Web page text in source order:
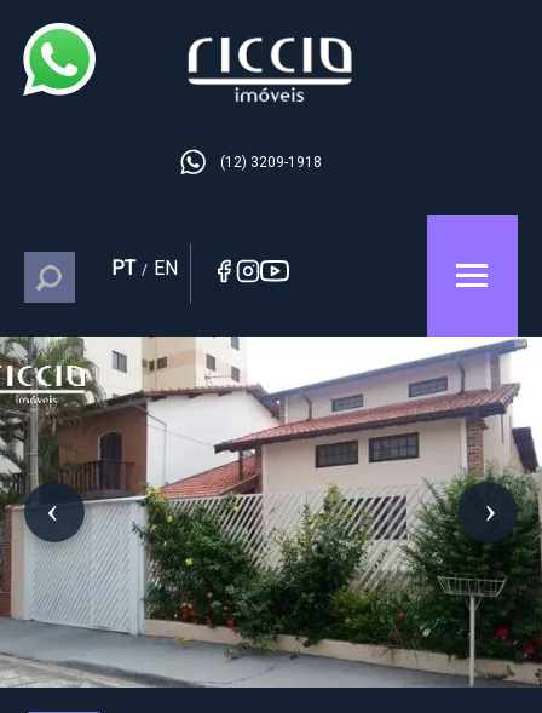
(12) 3209-1918
PT / EN